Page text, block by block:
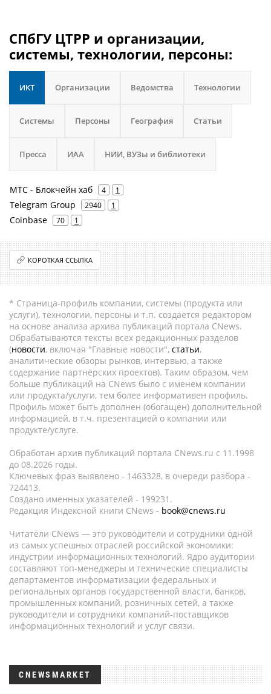
СПбГУ ЦТРР и организации,
системы, технологии, персоны:
ИКТ Организации Ведомства Технологии
Системы Персоны География Статьи
Пресса ИАА НИИ, ВУЗы и библиотеки
МТС - Блокчейн хаб 4 1
Telegram Group 2940 1
Coinbase 70 1
КОРОТКАЯ ССЫЛКА
* Страница-профиль компании, системы (продукта или
услуги), технологии, персоны и т.п. создается редактором
на основе анализа архива публикаций портала CNews.
Обрабатываются тексты всех редакционных разделов
(новости, включая "Главные новости", статьи,
аналитические обзоры рынков, интервью, а также
содержание партнёрских проектов). Таким образом, чем
больше публикаций на CNews было с именем компании
или продукта/услуги, тем более информативен профиль.
Профиль может быть дополнен (обогащен) дополнительной
информацией, в т.ч. презентацией о компании или
продукте/услуге.
Обработан архив публикаций портала CNews.ru c 11.1998
до 08.2026 годы.
Ключевых фраз выявлено - 1463328, в очереди разбора -
724413.
Создано именных указателей - 199231.
Редакция Индексной книги CNews - book@cnews.ru
Читатели CNews — это руководители и сотрудники одной
из самых успешных отраслей российской экономики:
индустрии информационных технологий. Ядро аудитории
составляют топ-менеджеры и технические специалисты
департаментов информатизации федеральных и
региональных органов государственной власти, банков,
промышленных компаний, розничных сетей, а также
руководители и сотрудники компаний-поставщиков
информационных технологий и услуг связи.
CNEWSMARKET